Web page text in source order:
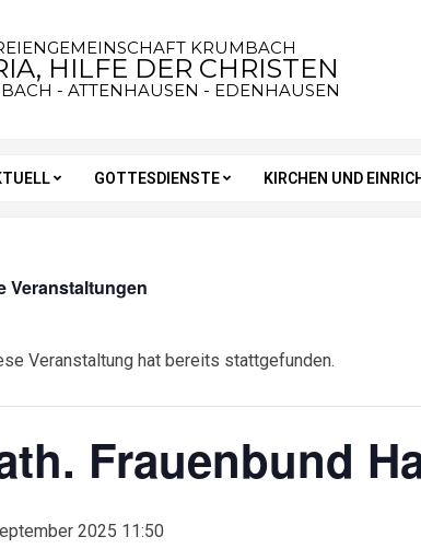
KRUMBACH
HILFE DER CHRISTEN
- ATTENHAUSEN - EDENHAUSEN
GOTTESDIENSTE KIRCHEN UND
Veranstaltungen
Veranstaltung hat bereits stattgefunden.
Frauenbund
2025 11:50